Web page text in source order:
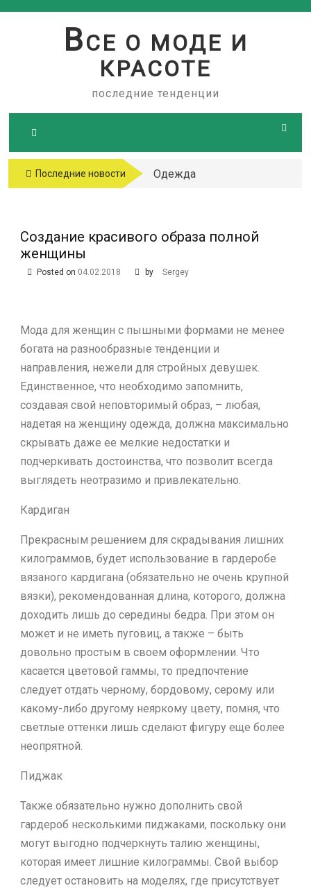
ВСЕ О МОДЕ И
КРАСОТЕ
последние тенденции
Последние новости
Одежда
Создание красивого образа полной
женщины
Posted on 04.02.2018 by Sergey
Мода для женщин с пышными формами не менее
богата на разнообразные тенденции и
направления, нежели для стройных девушек.
Единственное, что необходимо запомнить,
создавая свой неповторимый образ, – любая,
надетая на женщину одежда, должна максимально
скрывать даже ее мелкие недостатки и
подчеркивать достоинства, что позволит всегда
выглядеть неотразимо и привлекательно.
Кардиган
Прекрасным решением для скрадывания лишних
килограммов, будет использование в гардеробе
вязаного кардигана (обязательно не очень крупной
вязки), рекомендованная длина, которого, должна
доходить лишь до середины бедра. При этом он
может и не иметь пуговиц, а также – быть
довольно простым в своем оформлении. Что
касается цветовой гаммы, то предпочтение
следует отдать черному, бордовому, серому или
какому-либо другому неяркому цвету, помня, что
светлые оттенки лишь сделают фигуру еще более
неопрятной.
Пиджак
Также обязательно нужно дополнить свой
гардероб несколькими пиджаками, поскольку они
могут выгодно подчеркнуть талию женщины,
которая имеет лишние килограммы. Свой выбор
следует остановить на моделях, где присутствует